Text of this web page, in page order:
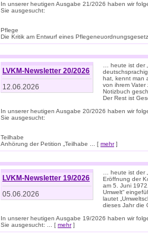
In unserer heutigen Ausgabe 21/2026 haben wir
Sie ausgesucht:
Pflege
Die Kritik am Entwurf eines
LVKM-Newsletter 20/2026
12.06.2026
… heute ist der
hat, kennt man
von ihrem
Notizbuch
Der Rest ist
In unserer heutigen Ausgabe 20/2026 haben wir
Sie ausgesucht:
Teilhabe
Anhörung der Petition „Teilhabe ... [ mehr]
LVKM-Newsletter 19/2026
05.06.2026
… heute ist der
Eröffnung der
am 5. Juni
Umwelt“
lautet
dieses Jahr die
In unserer heutigen Ausgabe 19/2026 haben wir
Sie ausgesucht: ... [ mehr]